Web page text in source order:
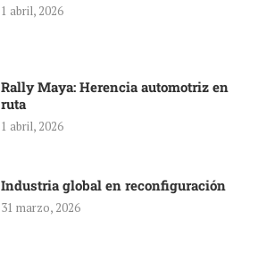
1 abril, 2026
Rally Maya: Herencia automotriz en
ruta
1 abril, 2026
Industria global en reconfiguración
31 marzo, 2026